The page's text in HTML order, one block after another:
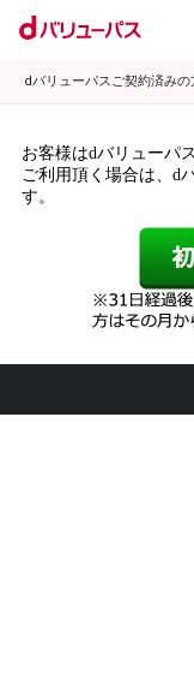
dバリューパスご契約済みの
お客様はdバリューパ
ご利用頂く場合は、d
す。